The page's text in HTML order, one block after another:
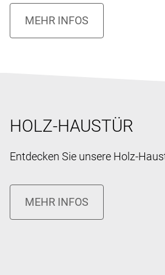
HOLZ-HAUSTÜR
Entdecken Sie unsere Holz-